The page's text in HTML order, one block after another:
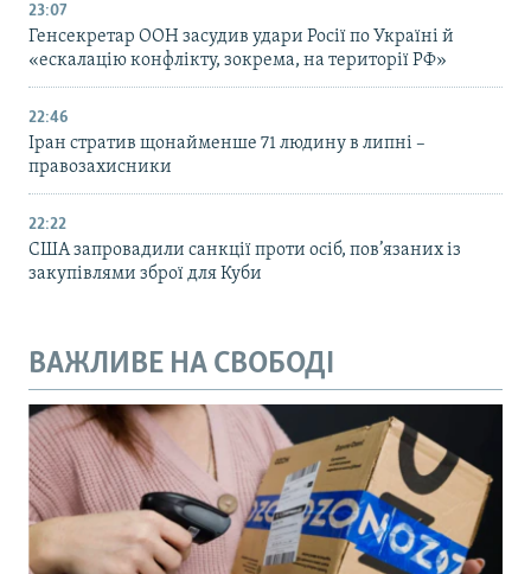
23:07
Генсекретар ООН засудив удари Росії по Україні й
«ескалацію конфлікту, зокрема, на території РФ»
22:46
Іран стратив щонайменше 71 людину в липні –
правозахисники
22:22
США запровадили санкції проти осіб, пов’язаних із
закупівлями зброї для Куби
ВАЖЛИВЕ НА СВОБОДІ